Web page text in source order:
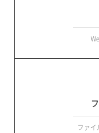
ファ